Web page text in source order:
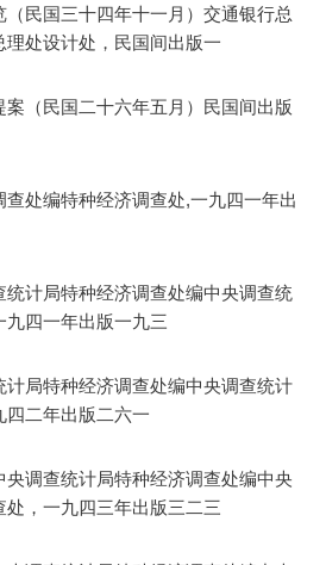
民国三十四年十一月）交通银行总
处设计处，民国间出版一
（民国二十六年五月）民国间出版
处编特种经济调查处,一九四一年出
计局特种经济调查处编中央调查统
四一年出版一九三
计局特种经济调查处编中央调查统计
四二年出版二六一
调查统计局特种经济调查处编中央
，一九四三年出版三二三